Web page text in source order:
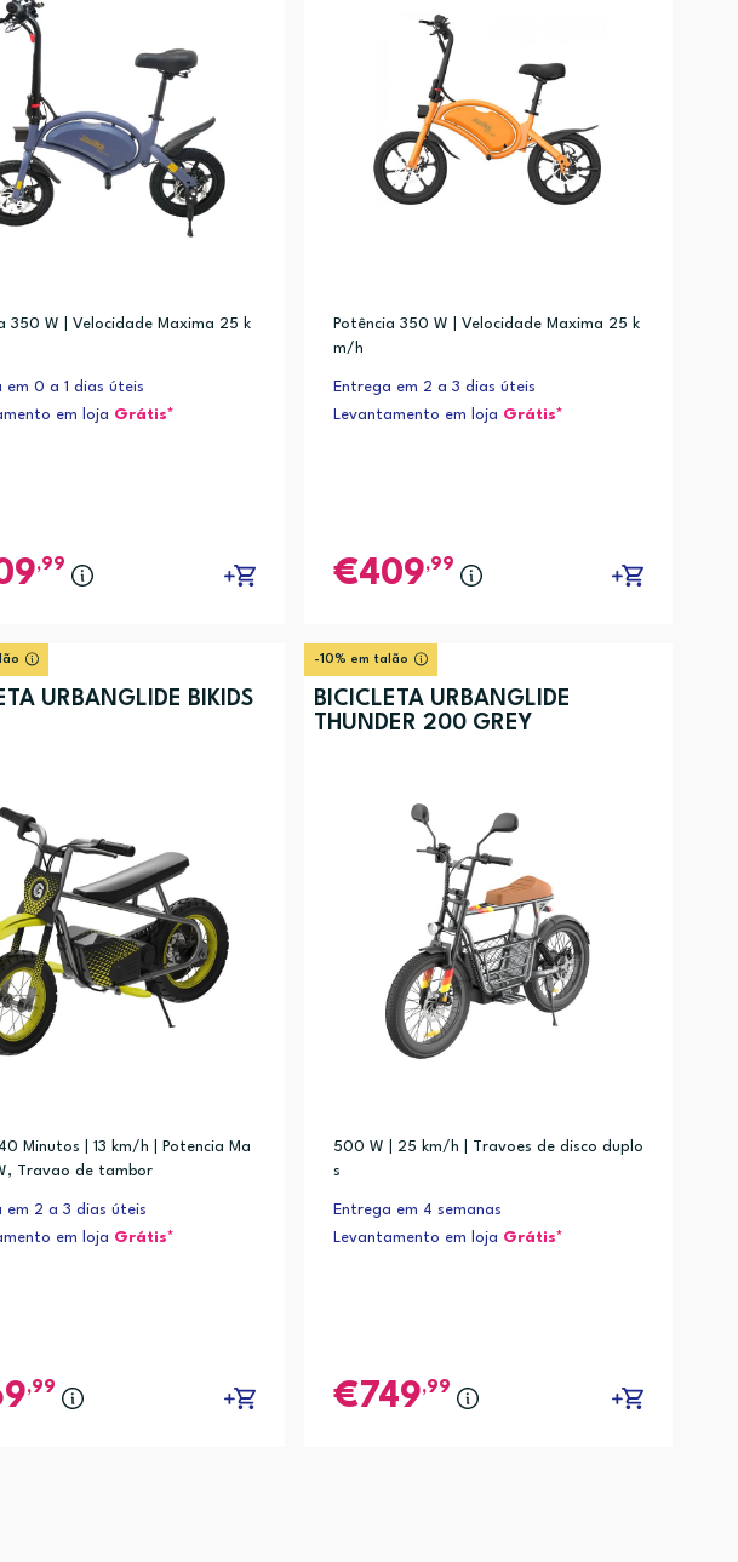
350 W | Velocidade Maxima 25 k
em 0 a 1 dias úteis
em loja Grátis*
,99
Potência 350 W | Velocidade Maxima 25 k
m/h
Entrega em 2 a 3 dias úteis
Levantamento em loja Grátis*
409,99
URBANGLIDE BIKIDS
Minutos | 13 km/h | Potencia Ma
Travao de tambor
em 2 a 3 dias úteis
em loja Grátis*
,99
-10% em talão
BICICLETA URBANGLIDE
THUNDER 200 GREY
500 W | 25 km/h | Travoes de disco duplo
s
Entrega em 4 semanas
Levantamento em loja Grátis*
749,99